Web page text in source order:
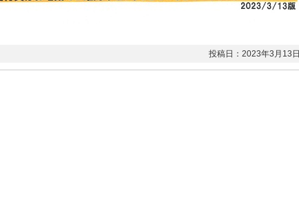
投稿日：2023年3月13日